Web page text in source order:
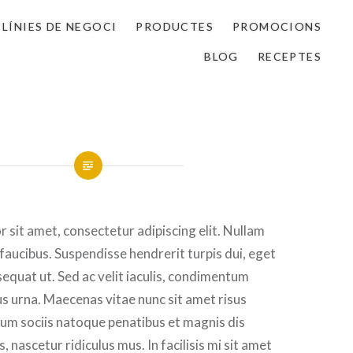
LÍNIES DE NEGOCI PRODUCTES PROMOCIONS
BLOG RECEPTES
sit amet, consectetur adipiscing elit. Nullam
Suspendisse hendrerit turpis dui, eget
ut. Sed ac velit iaculis, condimentum
urna. Maecenas vitae nunc sit amet risus
sociis natoque penatibus et magnis dis
nascetur ridiculus mus. In facilisis mi sit amet